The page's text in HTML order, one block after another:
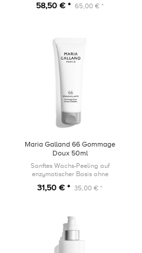
glätten und bereiten die Haut auf
58,50 € * 65,00 € *
Maria Galland 66 Gommage
Doux 50ml
Sanftes Wachs-Peeling auf
enzymatischer Basis ohne
Haut.
31,50 € * 35,00 € *